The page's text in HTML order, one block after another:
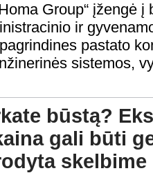
Group“ įžengė
ir
pastato
sistemos,
būstą?
gali būti
skelbime